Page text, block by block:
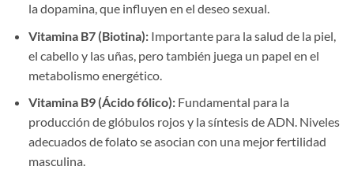
la dopamina, que influyen en el deseo sexual.
Vitamina B7 (Biotina):Importante para la salud de la piel,
el cabello y las uñas, pero también juega un papel en el
metabolismo energético.
Vitamina B9 (Ácido fólico):Fundamental para la
producción de glóbulos rojos y la síntesis de ADN. Niveles
adecuados de folato se asocian con una mejor fertilidad
masculina.